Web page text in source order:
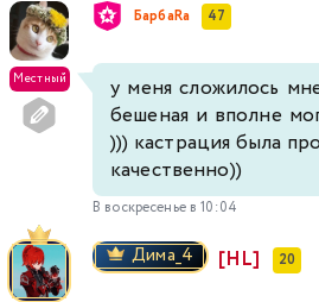
Местный
БарбаRа 47
у меня сложилось
бешеная и вполне
))) кастрация была
качественно))
В воскресенье в 10:04
Димa_4 [HL] 20